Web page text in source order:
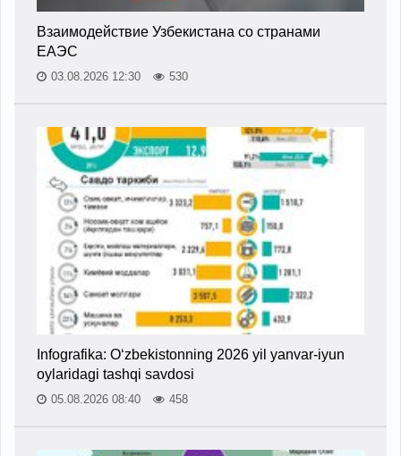
Взаимодействие Узбекистана со странами
ЕАЭС
03.08.2026 12:30 530
Infografika: O‘zbekistonning 2026 yil yanvar-iyun
oylaridagi tashqi savdosi
05.08.2026 08:40 458